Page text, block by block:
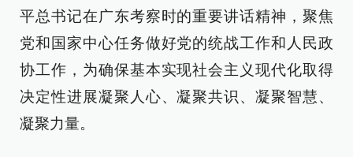
平总书记在广东考察时的重要讲话精神，聚焦
党和国家中心任务做好党的统战工作和人民政
协工作，为确保基本实现社会主义现代化取得
决定性进展凝聚人心、凝聚共识、凝聚智慧、
凝聚力量。